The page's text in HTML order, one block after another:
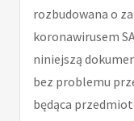
rozbudowana o
koronawirusem
niniejszą
bez problemu
będąca